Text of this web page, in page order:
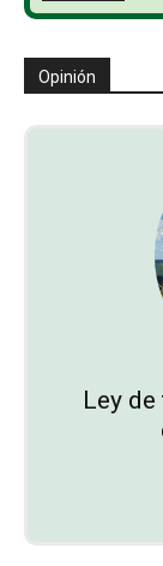
Opinión
Ley